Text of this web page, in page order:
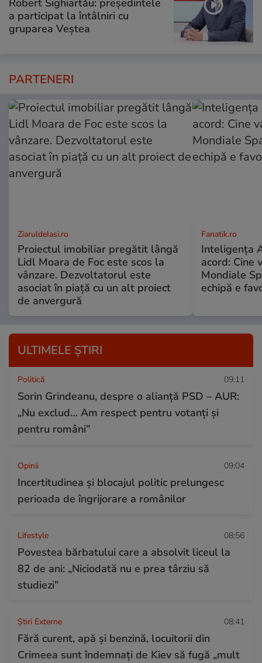
Robert Sighiartău: președintele
a participat la întâlniri cu
gruparea Veștea
PARTENERI
ZiaruldeIasi.ro
Proiectul imobiliar pregătit lângă
Lidl Moara de Foc este scos la
vânzare. Dezvoltatorul este
asociat în piață cu un alt proiect
de anvergură
Fanatik.ro
Inteligența
acord: Cine
Mondiale
echipă e
ULTIMELE ȘTIRI
Politică 09:11
Sorin Grindeanu, despre o alianță PSD – AUR:
„Nu exclud… Am respect pentru votanți și
pentru români”
Opinii 09:04
Incertitudinea și blocajul politic prelungesc
perioada de îngrijorare a românilor
Lifestyle 08:56
Povestea bărbatului care a absolvit liceul la
82 de ani: „Niciodată nu e prea târziu să
studiezi”
Știri Externe 08:41
Fără curent, apă și benzină, locuitorii din
Crimeea sunt îndemnați de Kiev să fugă „mult